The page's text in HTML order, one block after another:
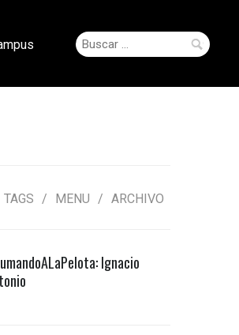
Buscar:
TAGS MENU ARCHIVO
Ignacio